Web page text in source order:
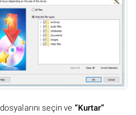
dosyalarını seçin ve “Kurtar”